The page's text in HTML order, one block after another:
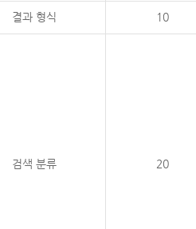
결과 형식 10
검색 분류 20